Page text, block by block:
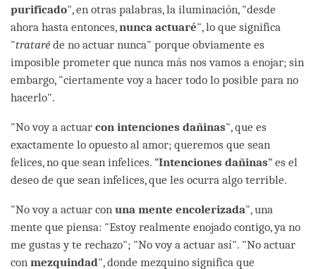
purificado", en otras palabras, la iluminación, "desde
ahora hasta entonces,nunca actuaré", lo que significa
"trataré de no actuar nunca" porque obviamente es
imposible prometer que nunca más nos vamos a enojar; sin
embargo, "ciertamente voy a hacer todo lo posible para no
hacerlo".
"No voy a actuar con intenciones dañinas", que es
exactamente lo opuesto al amor; queremos que sean
felices, no que sean infelices. “Intenciones dañinas” es el
deseo de que sean infelices, que les ocurra algo terrible.
"No voy a actuar con una mente encolerizada", una
mente que piensa: "Estoy realmente enojado contigo, ya no
me gustas y te rechazo"; "No voy a actuar así". "No actuar
con mezquindad", donde mezquino significa que